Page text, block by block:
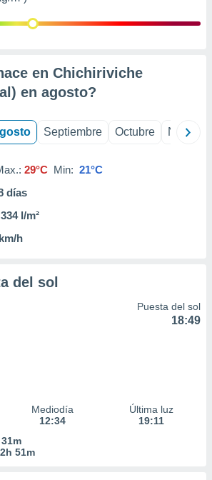
en Chichiriviche
en agosto?
Septiembre Octubre
29°C Min: 21°C
días
334 l/m²
h
del sol
Puesta del sol
18:49
Mediodía
12:34
Última luz
19:11
51m